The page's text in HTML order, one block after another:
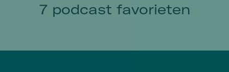
7 podcast favorieten